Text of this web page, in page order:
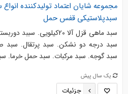
مجموعه شایان اعتماد تولیدکننده
سبدپلاستیکی قفس حمل
سبد ماهی قزل آلا
سبد درجه دو نشکن. سبد پرتقال. سبد
سبد گوجه. سبد مرکبات. سبد حمل خرما.
یک سال پیش
جزئیات